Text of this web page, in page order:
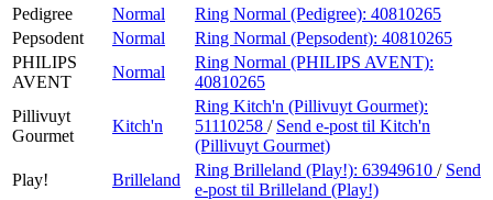
Pedigree
Normal Ring Normal (Pedigree): 40810265
Pepsodent
Normal Ring Normal (Pepsodent): 40810265
PHILIPS
AVENT
Normal
Ring Normal (PHILIPS AVENT):
40810265
Pillivuyt
Gourmet
Kitch'n
Ring Kitch'n (Pillivuyt Gourmet):
51110258 / Send e-post til Kitch'n
(Pillivuyt Gourmet)
Play!
Brilleland
Ring Brilleland (Play!): 63949610 / Send
e-post til Brilleland (Play!)